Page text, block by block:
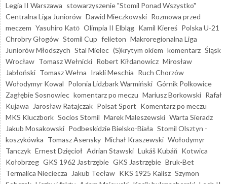
Legia II Warszawa stowarzyszenie "Stomil Ponad Wszystko"
Centralna Liga Juniorów Dawid Mieczkowski Rozmowa przed
meczem Yasuhiro Katō Olimpia II Elbląg Kamil Kiereś Polska U-21
Chrobry Głogów Stomil Cup felieton Makroregionalna Liga
Juniorów Młodszych Stal Mielec (S)krytym okiem komentarz Śląsk
Wrocław Tomasz Wełnicki Robert Kiłdanowicz Mirosław
Jabłoński Tomasz Wełna Irakli Meschia Ruch Chorzów
Wołodymyr Kowal Polonia Lidzbark Warmiński Górnik Polkowice
Zagłębie Sosnowiec komentarz po meczu Mariusz Borkowski Rafał
Kujawa
Jarosław Ratajczak Polsat Sport Komentarz po meczu
MKS Kluczbork Socios Stomil Marek Maleszewski Warta Sieradz
Jakub Mosakowski Podbeskidzie Bielsko-Biała Stomil Olsztyn -
koszykówka Tomasz Asensky Michał Kraszewski Wołodymyr
Tanczyk Ernest Dzięcioł Adrian Stawski Lukáš Kubáň Kotwica
Kołobrzeg GKS 1962 Jastrzębie GKS Jastrzębie Bruk-Bet
Termalica Nieciecza
Jakub Tecław KKS 1925 Kalisz Szymon